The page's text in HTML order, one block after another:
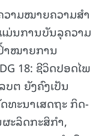
ວາມໝາຍຄວາມສໍາ
ມ່ນການບັນລຸຄວາມ
າໝາຍການ
18: ຊີວິດປອດໄພ
ຕ ຍັງຄົງເປັນ
ະນາເສດຖະ ກິດ-
ະລິດກະສິກໍາ,